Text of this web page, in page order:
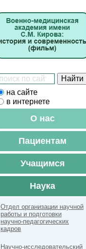
на сайте
в интернете
О нас
Пациентам
Учащимся
Наука
Отдел организации научной
работы и подготовки
научно-педагогических
кадров
Научно-исследовательский